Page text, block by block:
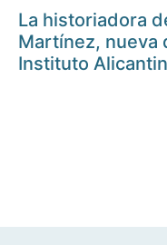
La historiadora
Martínez, nueva
Instituto